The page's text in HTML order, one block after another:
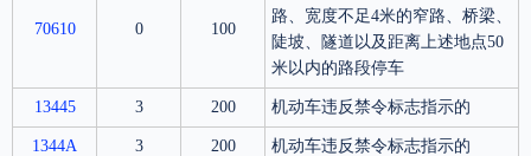
70610 0 100
路、宽度不足4米的窄路、桥梁、
陡坡、隧道以及距离上述地点50
米以内的路段停车
13445 3 200 机动车违反禁令标志指示的
1344A 3 200 机动车违反禁令标志指示的